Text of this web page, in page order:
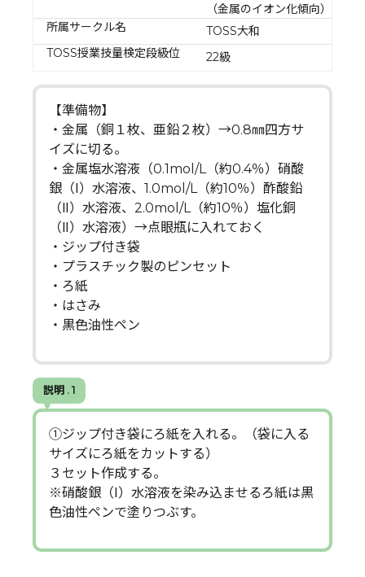
（金属のイオン化傾向）
所属サークル名
TOSS大和
TOSS授業技量検定段級位
22級
【準備物】
・金属（銅１枚、亜鉛２枚）→0.8㎜四方サ
イズに切る。
・金属塩水溶液（0.1mol/L（約0.4％）硝酸
銀（Ⅰ）水溶液、1.0mol/L（約10％）酢酸鉛
（Ⅱ）水溶液、2.0mol/L（約10％）塩化銅
（Ⅱ）水溶液）→点眼瓶に入れておく
・ジップ付き袋
・プラスチック製のピンセット
・ろ紙
・はさみ
・黒色油性ペン
説明 . 1
①ジップ付き袋にろ紙を入れる。（袋に入る
サイズにろ紙をカットする）
３セット作成する。
※硝酸銀（Ⅰ）水溶液を染み込ませるろ紙は黒
色油性ペンで塗りつぶす。